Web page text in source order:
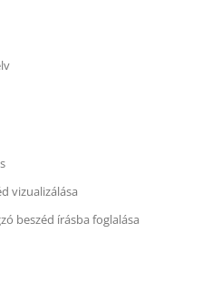
vizualizálása
beszéd írásba foglalása